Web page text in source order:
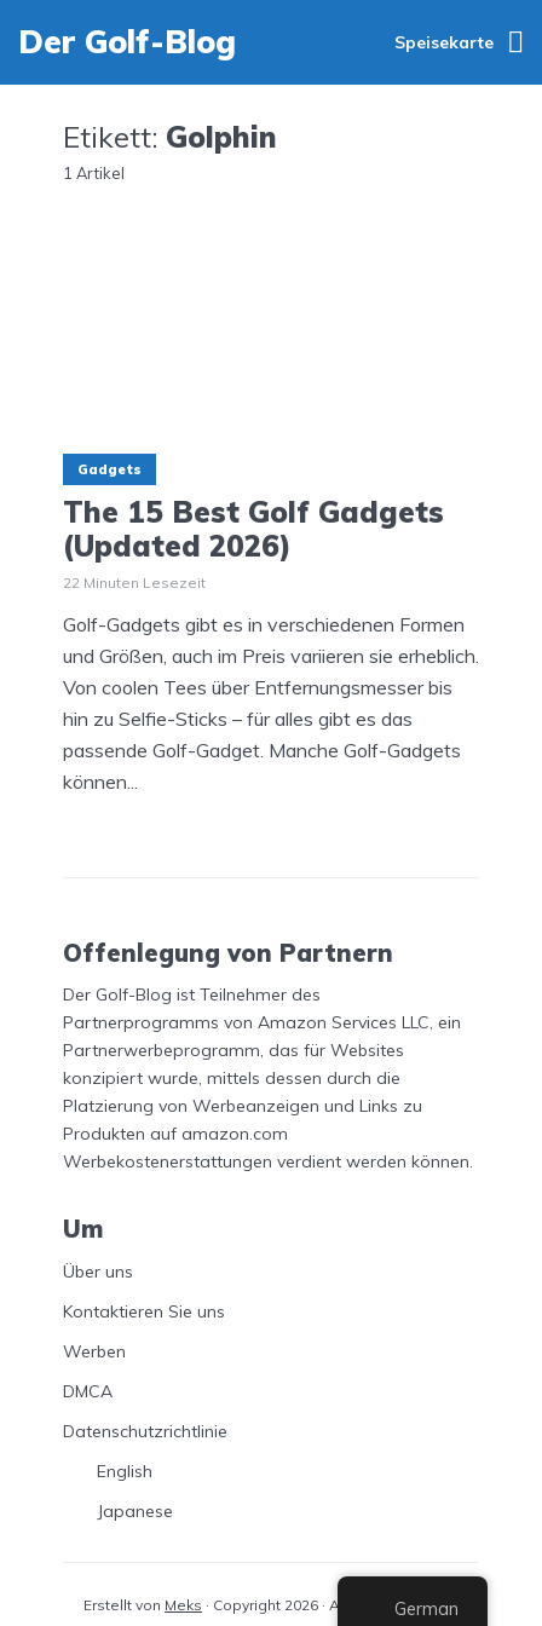
Der Golf-Blog Speisekarte
Etikett: Golphin
1 Artikel
Gadgets
The 15 Best Golf Gadgets
(Updated 2026)
22 Minuten Lesezeit
Golf-Gadgets gibt es in verschiedenen Formen
und Größen, auch im Preis variieren sie erheblich.
Von coolen Tees über Entfernungsmesser bis
hin zu Selfie-Sticks – für alles gibt es das
passende Golf-Gadget. Manche Golf-Gadgets
können...
Offenlegung von Partnern
Der Golf-Blog ist Teilnehmer des
Partnerprogramms von Amazon Services LLC, ein
Partnerwerbeprogramm, das für Websites
konzipiert wurde, mittels dessen durch die
Platzierung von Werbeanzeigen und Links zu
Produkten auf amazon.com
Werbekostenerstattungen verdient werden können.
Um
Über uns
Kontaktieren Sie uns
Werben
DMCA
Datenschutzrichtlinie
English
Japanese
Erstellt von Meks · Copyright 2026 · All rights reserved
German